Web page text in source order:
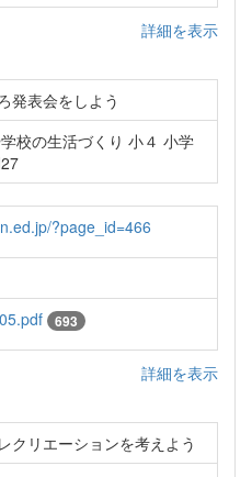
詳細を表示
発表会をしよう
校の生活づくり 小４ 小学
?page_id=466
693
詳細を表示
クリエーションを考えよう